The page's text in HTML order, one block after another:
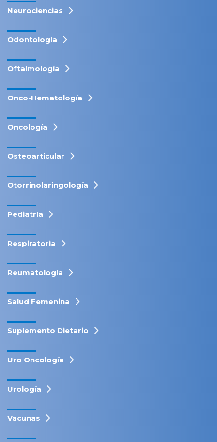
Neurociencias
Odontología
Oftalmología
Onco-Hematología
Oncología
Osteoarticular
Otorrinolaringología
Pediatría
Respiratoria
Reumatología
Salud Femenina
Suplemento Dietario
Uro Oncología
Urología
Vacunas